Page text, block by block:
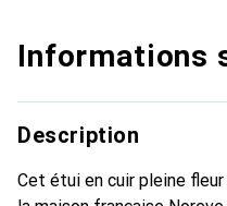
Informations
Description
Cet étui en cuir pleine